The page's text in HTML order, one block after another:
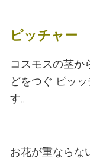
ピッチャー
コスモスの茎か
どをつぐ ピッ
す。
お花が重ならな